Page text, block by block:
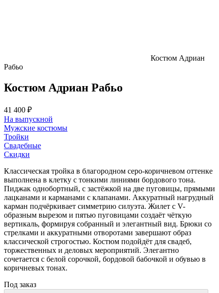
Костюм Адриан
Рабьо
Костюм Адриан Рабьо
41 400 ₽
На выпускной
Мужские костюмы
Тройки
Свадебные
Скидки
Классическая тройка в благородном серо-коричневом оттенке
выполнена в клетку с тонкими линиями бордового тона.
Пиджак однобортный, с застёжкой на две пуговицы, прямыми
лацканами и карманами с клапанами. Аккуратный нагрудный
карман подчёркивает симметрию силуэта. Жилет с V-
образным вырезом и пятью пуговицами создаёт чёткую
вертикаль, формируя собранный и элегантный вид. Брюки со
стрелками и аккуратными отворотами завершают образ
классической строгостью. Костюм подойдёт для свадеб,
торжественных и деловых мероприятий. Элегантно
сочетается с белой сорочкой, бордовой бабочкой и обувью в
коричневых тонах.
Под заказ